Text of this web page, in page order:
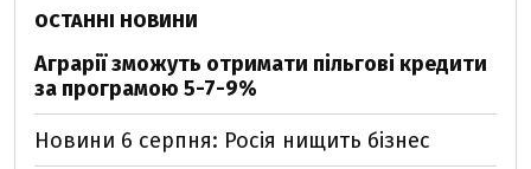
ОСТАННІ НОВИНИ
Аграрії зможуть отримати пільгові кредити
за програмою 5-7-9%
Новини 6 серпня: Росія нищить бізнес